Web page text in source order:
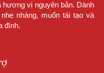
vị nguyên bản. Dành
nhàng, muốn tái tạo và
đình.